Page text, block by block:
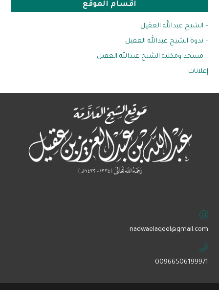
أقسام الموقع
– الشيخ عبدالله العقيل
– ندوة الشيخ عبدالله العقيل
– مسجد ومكتبة الشيخ عبدالله العقيل
إعلانات
‏nadwaelaqeel@gmail.com
00966506199971